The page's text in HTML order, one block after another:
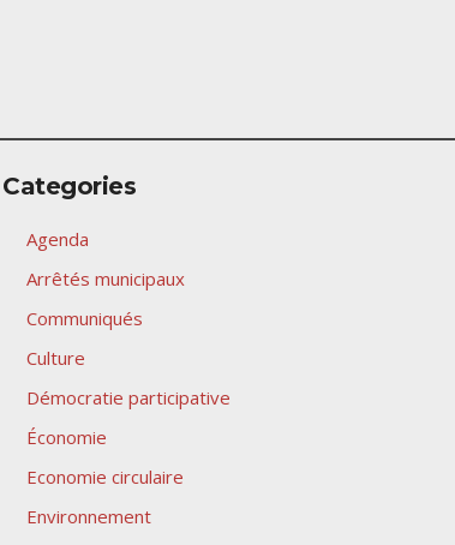
Categories
Agenda
Arrêtés municipaux
Communiqués
Culture
Démocratie participative
Économie
Economie circulaire
Environnement